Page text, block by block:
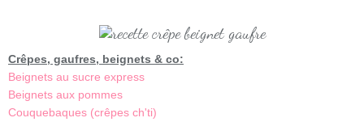
Crêpes, gaufres, beignets & co:
Beignets au sucre express
Beignets aux pommes
Couquebaques (crêpes ch'ti)